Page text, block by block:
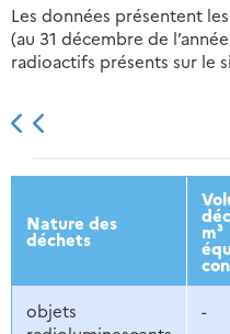
Les données présentent
(au 31 décembre de
radioactifs présents sur le
2013
Nature des
déchets m³
objets
-